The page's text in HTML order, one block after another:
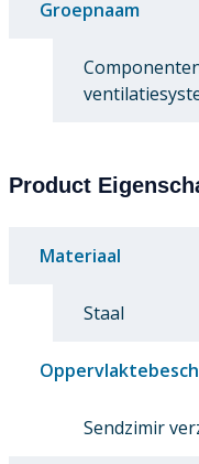
Groepnaam
Product
Materiaal
Staal
Sendzimir